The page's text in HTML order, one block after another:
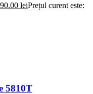
90.00 leiPrețul curent este:
5810T